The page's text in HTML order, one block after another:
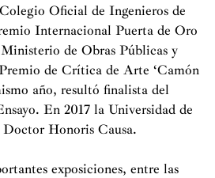
Oficial de Ingenieros de
Internacional Puerta de Oro
de Obras Públicas y
de Crítica de Arte ‘Camón
año, resultó finalista del
En 2017 la Universidad de
Honoris Causa.
exposiciones, entre las